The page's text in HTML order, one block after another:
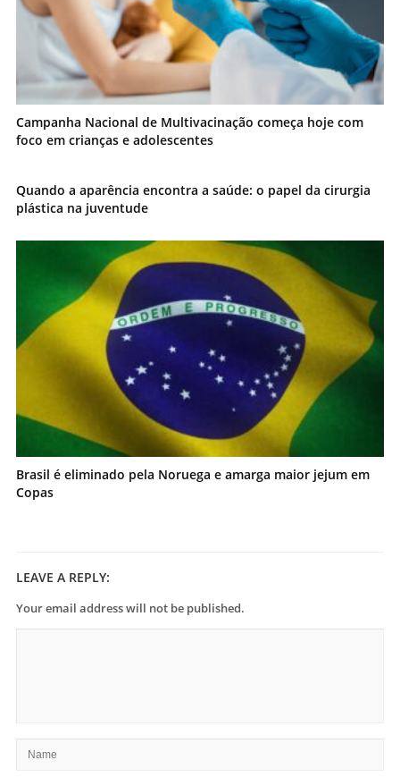
Campanha Nacional de Multivacinação começa hoje com
foco em crianças e adolescentes
Quando a aparência encontra a saúde: o papel da cirurgia
plástica na juventude
Brasil é eliminado pela Noruega e amarga maior jejum em
Copas
LEAVE A REPLY:
Your email address will not be published.